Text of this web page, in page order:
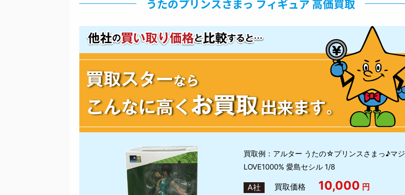
うたのプリンスさまっ フィギュア 高価買取
買取例：アルター うたの☆プリンスさまっ♪マジ
LOVE1000% 愛島セシル 1/8
A社 買取価格 10,000 円